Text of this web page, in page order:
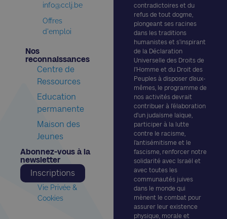
contradictoires et du
refus de tout dogme,
plongeant ses racines
dans les traditions
humanistes et s’inspirant
de la Déclaration
Universelle des Droits de
l’Homme et du Droit des
Peuples à disposer d’eux-
mêmes, le programme de
nos activités devrait
contribuer à l’élaboration
d’un judaïsme laïque,
participer à la lutte
contre le racisme,
l’antisémitisme et le
fascisme, renforcer notre
solidarité avec Israël et
avec toutes les
communautés juives
dans le monde qui
mènent le combat pour
assurer leur existence
physique, morale et
info@cclj.be
Offres
d'emploi
Nos
reconnaissances​
Centre de
Ressources
Education
permanente
Maison des
Jeunes
Abonnez-vous à la
newsletter​
Inscriptions
Vie Privée &
Cookies